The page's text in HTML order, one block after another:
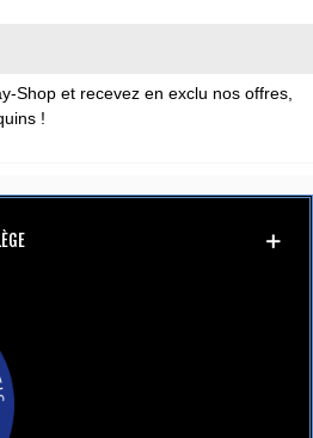
Shop et recevez en exclu nos offres,
!